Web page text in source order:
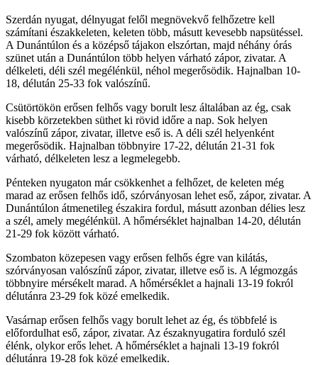
Szerdán nyugat, délnyugat felől megnövekvő felhőzetre kell
számítani északkeleten, keleten több, másutt kevesebb napsütéssel.
A Dunántúlon és a középső tájakon elszórtan, majd néhány órás
szünet után a Dunántúlon több helyen várható zápor, zivatar. A
délkeleti, déli szél megélénkül, néhol megerősödik. Hajnalban 10-
18, délután 25-33 fok valószínű.
Csütörtökön erősen felhős vagy borult lesz általában az ég, csak
kisebb körzetekben süthet ki rövid időre a nap. Sok helyen
valószínű zápor, zivatar, illetve eső is. A déli szél helyenként
megerősödik. Hajnalban többnyire 17-22, délután 21-31 fok
várható, délkeleten lesz a legmelegebb.
Pénteken nyugaton már csökkenhet a felhőzet, de keleten még
marad az erősen felhős idő, szórványosan lehet eső, zápor, zivatar. A
Dunántúlon átmenetileg északira fordul, másutt azonban délies lesz
a szél, amely megélénkül. A hőmérséklet hajnalban 14-20, délután
21-29 fok között várható.
Szombaton közepesen vagy erősen felhős égre van kilátás,
szórványosan valószínű zápor, zivatar, illetve eső is. A légmozgás
többnyire mérsékelt marad. A hőmérséklet a hajnali 13-19 fokról
délutánra 23-29 fok közé emelkedik.
Vasárnap erősen felhős vagy borult lehet az ég, és többfelé is
előfordulhat eső, zápor, zivatar. Az északnyugatira forduló szél
élénk, olykor erős lehet. A hőmérséklet a hajnali 13-19 fokról
délutánra 19-28 fok közé emelkedik.